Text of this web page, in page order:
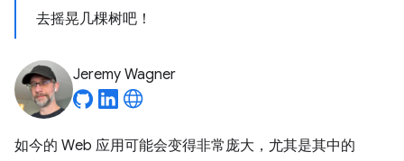
去摇晃几棵树吧！
Jeremy Wagner
如今的 Web 应用可能会变得非常庞大，尤其是其中的